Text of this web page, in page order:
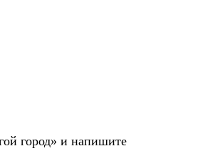
город» и напишите